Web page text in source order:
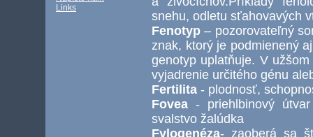
Links
snehu, odletu sťahovavých
Fenotyp – pozorovateľný
znak, ktorý je podmienený
genotyp uplatňuje. V
vyjadrenie určitého génu
Fertilita - plodnosť,
Fovea - priehlbinový
svalstvo žalúdka
Fylogenéza- zaoberá sa